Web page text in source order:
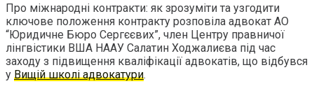
Про міжнародні контракти: як зрозуміти та узгодити
ключове положення контракту розповіла адвокат АО
“Юридичне Бюро Сергєєвих”, член Центру правничої
лінгвістики ВША НААУ Салатин Ходжалиєва під час
заходу з підвищення кваліфікації адвокатів, що відбувся
у Вищій школі адвокатури.